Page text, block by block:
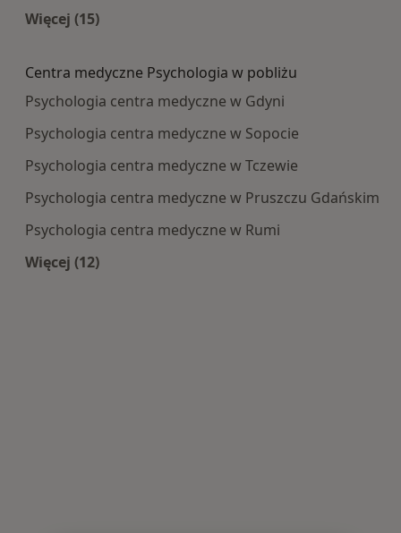
Więcej (15)
Centra medyczne Psychologia w pobliżu
Psychologia centra medyczne w Gdyni
Psychologia centra medyczne w Sopocie
Psychologia centra medyczne w Tczewie
Psychologia centra medyczne w Pruszczu Gdańskim
Psychologia centra medyczne w Rumi
Więcej (12)